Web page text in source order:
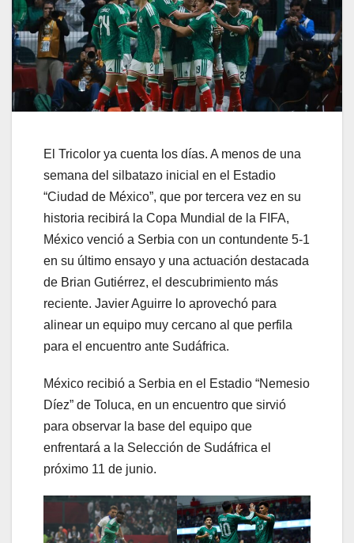
El Tricolor ya cuenta los días. A menos de una
semana del silbatazo inicial en el Estadio
“Ciudad de México”, que por tercera vez en su
historia recibirá la Copa Mundial de la FIFA,
México venció a Serbia con un contundente 5-1
en su último ensayo y una actuación destacada
de Brian Gutiérrez, el descubrimiento más
reciente. Javier Aguirre lo aprovechó para
alinear un equipo muy cercano al que perfila
para el encuentro ante Sudáfrica.
México recibió a Serbia en el Estadio “Nemesio
Díez” de Toluca, en un encuentro que sirvió
para observar la base del equipo que
enfrentará a la Selección de Sudáfrica el
próximo 11 de junio.